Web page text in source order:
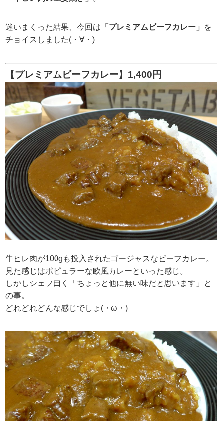
迷いまくった結果、今回は 「プレミアムビーフカレー」
を
チョイスしました(・∀・)
【プレミアムビーフカレー】1,400円
牛ヒレ肉が100gも投入されたゴージャスなビーフカレー。
見た感じはポピュラーな欧風カレーといった感じ。
しかしシェフ曰く「ちょっと他に無い味だと思います」と
の事。
どれどれどんな感じでしょ(・ω・)